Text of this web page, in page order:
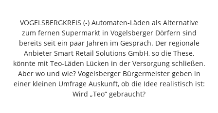
Feldatal
Freiensteinau
Gemünden
Grebenau
Grebenhain
Herbstein
VOGELSBERGKREIS (-) Automaten-Läden als Alternative
zum fernen Supermarkt in Vogelsberger Dörfern sind
bereits seit ein paar Jahren im Gespräch. Der regionale
Anbieter Smart Retail Solutions GmbH, so die These,
könnte mit Teo-Läden Lücken in der Versorgung schließen.
Aber wo und wie? Vogelsberger Bürgermeister geben in
einer kleinen Umfrage Auskunft, ob die Idee realistisch ist:
Wird „Teo“ gebraucht?